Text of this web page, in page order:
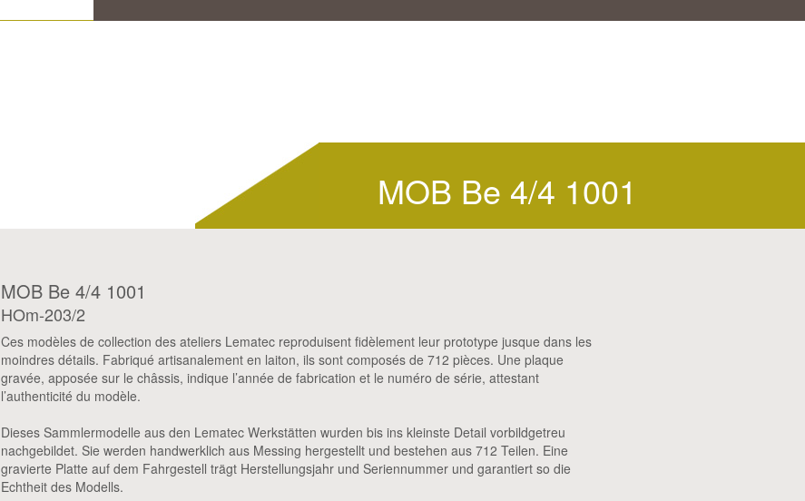
MOB Be 4/4 1001
MOB Be 4/4 1001
HOm-203/2
Ces modèles de collection des ateliers Lematec reproduisent fidèlement leur prototype jusque dans les
moindres détails. Fabriqué artisanalement en laiton, ils sont composés de 712 pièces. Une plaque
gravée, apposée sur le châssis, indique l’année de fabrication et le numéro de série, attestant
l’authenticité du modèle.
Dieses Sammlermodelle aus den Lematec Werkstätten wurden bis ins kleinste Detail vorbildgetreu
nachgebildet. Sie werden handwerklich aus Messing hergestellt und bestehen aus 712 Teilen. Eine
gravierte Platte auf dem Fahrgestell trägt Herstellungsjahr und Seriennummer und garantiert so die
Echtheit des Modells.